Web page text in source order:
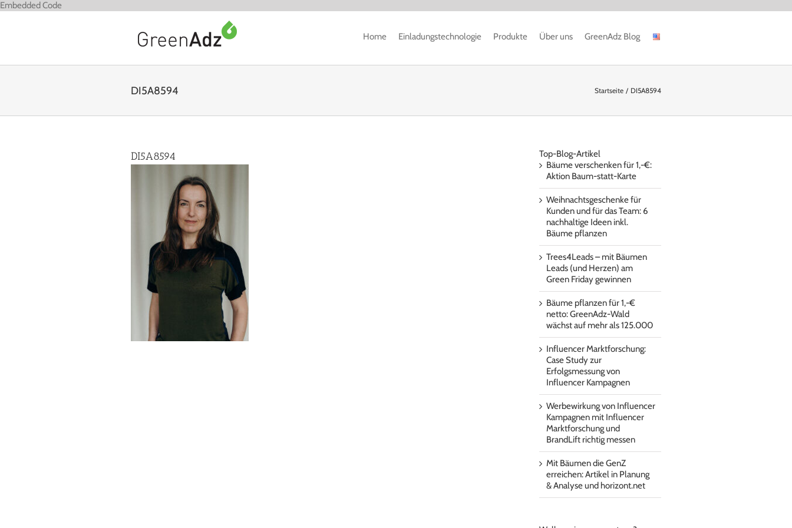
Embedded Code
Home
Einladungstechnologie Produkte Über uns GreenAdz Blog
DI5A8594 Startseite DI5A8594
DI5A8594
Top-Blog-Artikel
Bäume verschenken für 1,-€:
Aktion Baum-statt-Karte
Weihnachtsgeschenke für
Kunden und für das Team: 6
nachhaltige Ideen inkl.
Bäume pflanzen
Trees4Leads – mit Bäumen
Leads (und Herzen) am
Green Friday gewinnen
Bäume pflanzen für 1,-€
netto: GreenAdz-Wald
wächst auf mehr als 125.000
Influencer Marktforschung:
Case Study zur
Erfolgsmessung von
Influencer Kampagnen
Werbewirkung von Influencer
Kampagnen mit Influencer
Marktforschung und
BrandLift richtig messen
Mit Bäumen die GenZ
erreichen: Artikel in Planung
& Analyse und horizont.net